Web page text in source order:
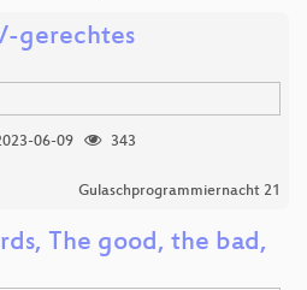
gerechtes
06-09
343
Gulaschprogrammiernacht 21
The good, the bad,